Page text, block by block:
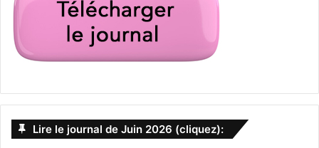
Lire le journal de Juin 2026 (cliquez):